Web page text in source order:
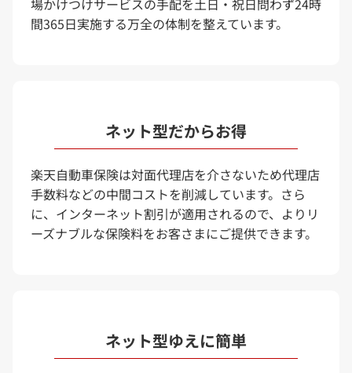
間365日実施する万全の体制を整えています。
ネット型だからお得
楽天自動車保険は対面代理店を介さないため代理店
手数料などの中間コストを削減しています。さら
に、インターネット割引が適用されるので、よりリ
ーズナブルな保険料をお客さまにご提供できます。
ネット型ゆえに簡単